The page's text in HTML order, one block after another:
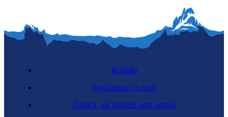
Kontakt
Współpracuj z nami
Zobacz, jak możesz nam pomóc